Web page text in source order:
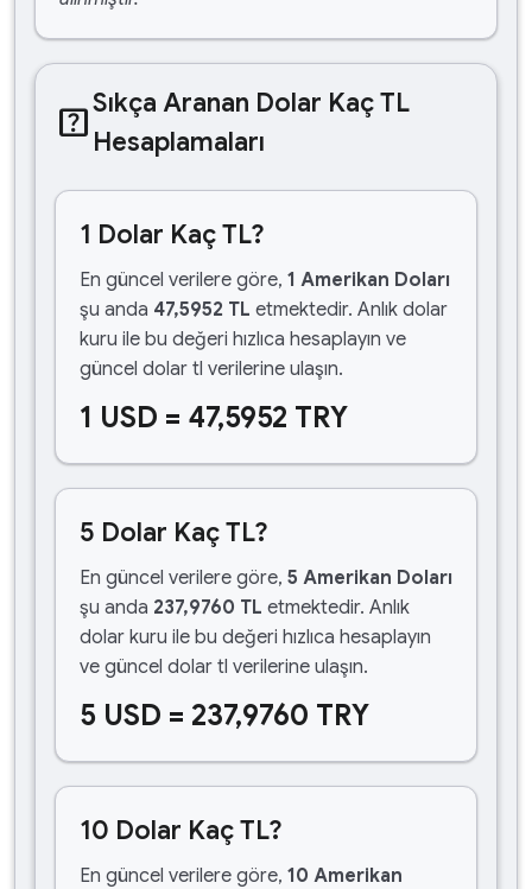
help_centerSıkça Aranan Dolar Kaç TL
Hesaplamaları
1 Dolar Kaç TL?
En güncel verilere göre, 1 Amerikan Doları
şu anda 47,5952 TL etmektedir. Anlık dolar
kuru ile bu değeri hızlıca hesaplayın ve
güncel dolar tl verilerine ulaşın.
1 USD = 47,5952 TRY
5 Dolar Kaç TL?
En güncel verilere göre, 5 Amerikan Doları
şu anda 237,9760 TL etmektedir. Anlık
dolar kuru ile bu değeri hızlıca hesaplayın
ve güncel dolar tl verilerine ulaşın.
5 USD = 237,9760 TRY
10 Dolar Kaç TL?
En güncel verilere göre, 10 Amerikan